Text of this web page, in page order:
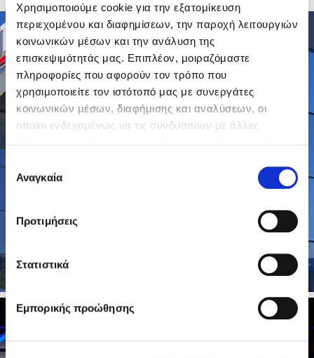
Χρησιμοποιούμε cookie για την εξατομίκευση
περιεχομένου και διαφημίσεων, την παροχή λειτουργιών
κοινωνικών μέσων και την ανάλυση της
επισκεψιμότητάς μας. Επιπλέον, μοιραζόμαστε
πληροφορίες που αφορούν τον τρόπο που
χρησιμοποιείτε τον ιστότοπό μας με συνεργάτες
κοινωνικών μέσων, διαφήμισης και αναλύσεων, οι
οποίοι ενδεχομένως να τις συνδυάσουν με άλλες
των υπηρεσιών τους.
συγκατάθεσης
Αναγκαία
Προτιμήσεις
Στατιστικά
Εμπορικής προώθησης